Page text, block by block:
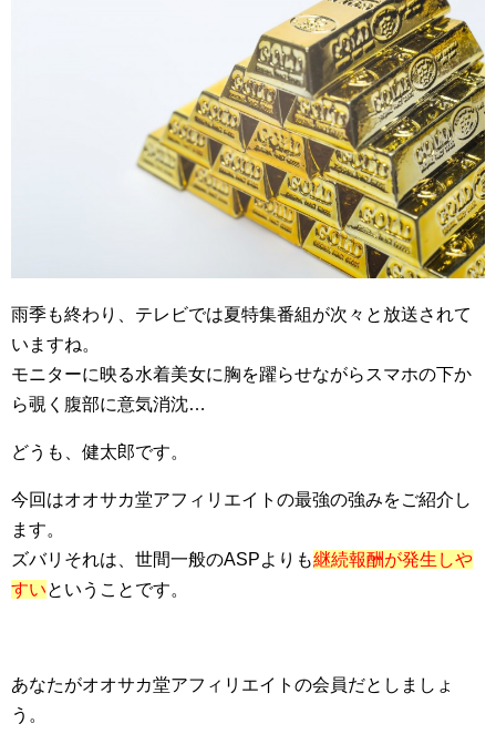
雨季も終わり、テレビでは夏特集番組が次々と放送されて
いますね。
モニターに映る水着美女に胸を躍らせながらスマホの下か
ら覗く腹部に意気消沈…
どうも、健太郎です。
今回はオオサカ堂アフィリエイトの最強の強みをご紹介し
ます。
ズバリそれは、世間一般のASPよりも継続報酬が発生しや
すいということです。
あなたがオオサカ堂アフィリエイトの会員だとしましょ
う。